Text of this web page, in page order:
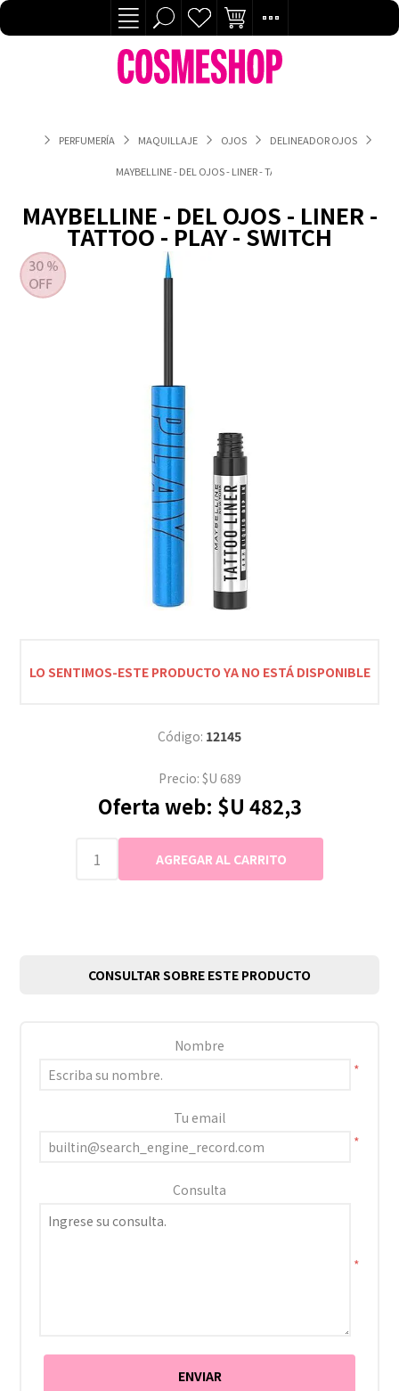
PERFUMERÍA MAQUILLAJE OJOS DELINEADOR OJOS
MAYBELLINE - DEL OJOS - LINER - TATTOO - PLAY - SWITCH
MAYBELLINE - DEL OJOS - LINER -
TATTOO - PLAY - SWITCH
LO SENTIMOS-ESTE PRODUCTO YA NO ESTÁ DISPONIBLE
Código: 12145
Precio: $U 689
Oferta web: $U 482,3
CONSULTAR SOBRE ESTE PRODUCTO
Nombre
*
Tu email
*
Consulta
*